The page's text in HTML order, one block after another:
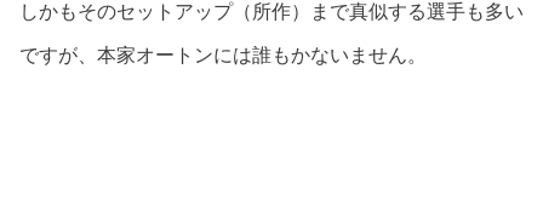
しかもそのセットアップ（所作）まで真似する選手も多い
ですが、本家オートンには誰もかないません。